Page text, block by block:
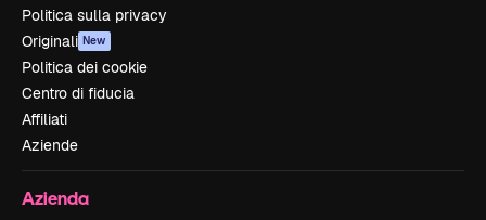
Politica sulla privacy
Originali New
Politica dei cookie
Centro di fiducia
Affiliati
Aziende
Azienda